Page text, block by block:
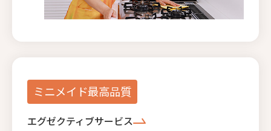
ミニメイド最高品質
エグゼクティブサービス